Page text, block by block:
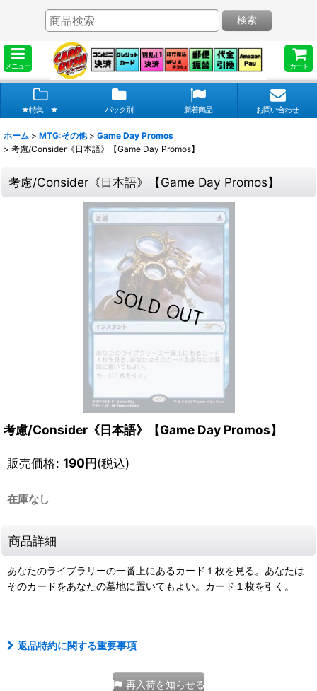
メニュー カート
検索
★特集！★ パック別 新着商品 お問い合わせ
ホーム > MTG:その他 > Game Day Promos
> 考慮/Consider《日本語》【Game Day Promos】
考慮/Consider《日本語》【Game Day Promos】
考慮/Consider《日本語》【Game Day Promos】
販売価格: 190円(税込)
在庫なし
商品詳細
あなたのライブラリーの一番上にあるカード１枚を見る。あなたは
そのカードをあなたの墓地に置いてもよい。カード１枚を引く。
返品特約に関する重要事項
再入荷を知らせる